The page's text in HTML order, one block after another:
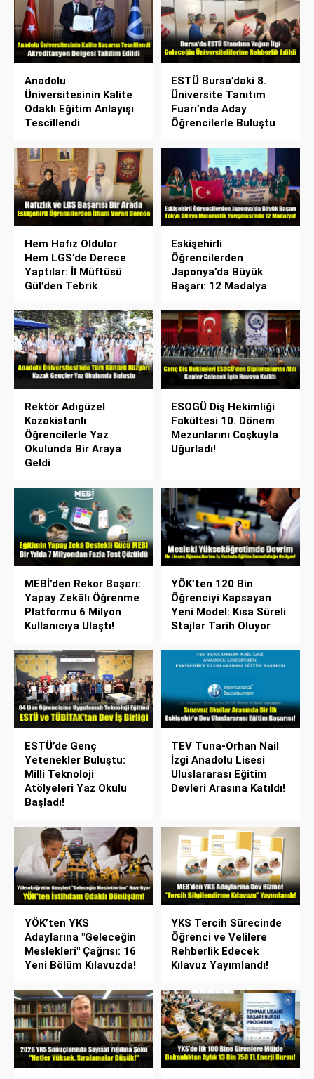
Anadolu
Üniversitesinin Kalite
Odaklı Eğitim Anlayışı
Tescillendi
ESTÜ Bursa’daki 8.
Üniversite Tanıtım
Fuarı’nda Aday
Öğrencilerle Buluştu
Hem Hafız Oldular
Hem LGS’de Derece
Yaptılar: İl Müftüsü
Gül’den Tebrik
Eskişehirli
Öğrencilerden
Japonya’da Büyük
Başarı: 12 Madalya
Rektör Adıgüzel
Kazakistanlı
Öğrencilerle Yaz
Okulunda Bir Araya
Geldi
ESOGÜ Diş Hekimliği
Fakültesi 10. Dönem
Mezunlarını Coşkuyla
Uğurladı!
MEBİ’den Rekor Başarı:
Yapay Zekâlı Öğrenme
Platformu 6 Milyon
Kullanıcıya Ulaştı!
YÖK’ten 120 Bin
Öğrenciyi Kapsayan
Yeni Model: Kısa Süreli
Stajlar Tarih Oluyor
ESTÜ’de Genç
Yetenekler Buluştu:
Milli Teknoloji
Atölyeleri Yaz Okulu
Başladı!
TEV Tuna-Orhan Nail
İzgi Anadolu Lisesi
Uluslararası Eğitim
Devleri Arasına Katıldı!
YÖK’ten YKS
Adaylarına "Geleceğin
Meslekleri" Çağrısı: 16
Yeni Bölüm Kılavuzda!
YKS Tercih Sürecinde
Öğrenci ve Velilere
Rehberlik Edecek
Kılavuz Yayımlandı!